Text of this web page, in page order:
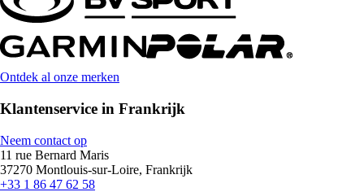
Ontdek al onze merken
Klantenservice in Frankrijk
Neem contact op
11 rue Bernard Maris
37270 Montlouis-sur-Loire, Frankrijk
+33 1 86 47 62 58